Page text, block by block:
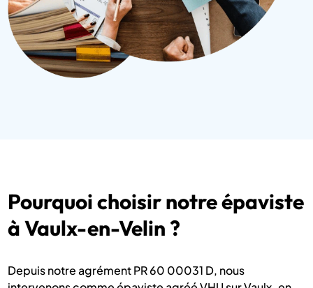
Pourquoi choisir notre épaviste
à Vaulx-en-Velin ?
Depuis notre agrément PR 60 00031 D, nous